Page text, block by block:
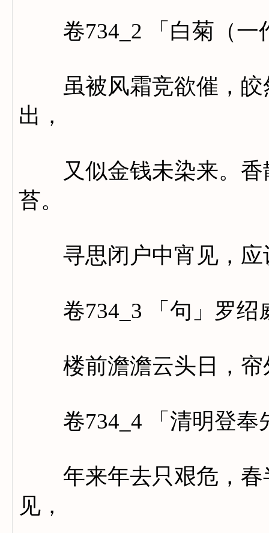
卷734_2 「白菊（一
虽被风霜竞欲催，皎
出，
又似金钱未染来。香
苔。
寻思闭户中宵见，应
卷734_3 「句」罗绍
楼前澹澹云头日，帘
卷734_4 「清明登奉
年来年去只艰危，春
见，